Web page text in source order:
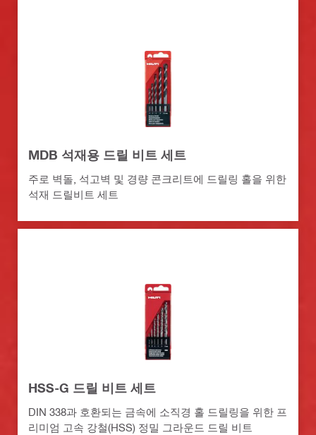
MDB 석재용 드릴 비트 세트
주로 벽돌, 석고벽 및 경량 콘크리트에 드릴링 홀을 위한
석재 드릴비트 세트
HSS-G 드릴 비트 세트
DIN 338과 호환되는 금속에 소직경 홀 드릴링을 위한 프
리미엄 고속 강철(HSS) 정밀 그라운드 드릴 비트